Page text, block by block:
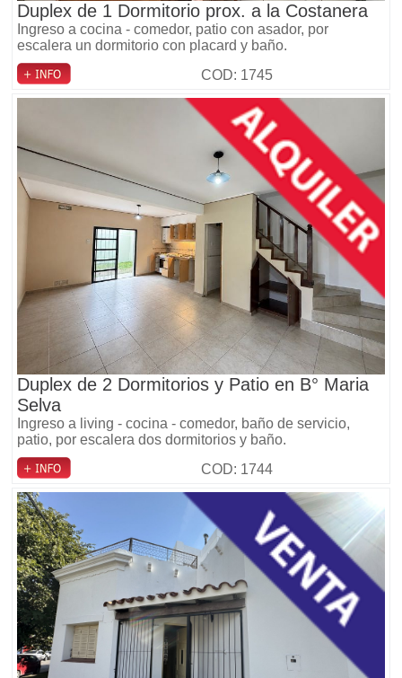
Duplex de 1 Dormitorio prox. a la Costanera
Ingreso a cocina - comedor, patio con asador, por
escalera un dormitorio con placard y baño.
COD: 1745
Duplex de 2 Dormitorios y Patio en B° Maria
Selva
Ingreso a living - cocina - comedor, baño de servicio,
patio, por escalera dos dormitorios y baño.
COD: 1744